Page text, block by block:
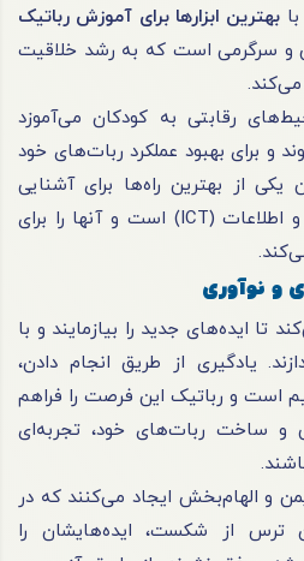
بهترین ابزارها برای آموزش رباتیک
و سرگرمی است که به رشد خلاقیت
رقابتی به کودکان می‌آموزد
و برای بهبود عملکرد ربات‌های خود
از بهترین راه‌ها برای آشنایی
کودکان با فناوری ارتباطات و اطلاعات (ICT) است و آنها را برای
و نوآوری
تا ایده‌های جدید را بیازمایند و با
یادگیری از طریق انجام دادن،
است و رباتیک این فرصت را فراهم
و ساخت ربات‌های خود، تجربه‌ای
و الهام‌بخش ایجاد می‌کنند که در
ترس از شکست، ایده‌هایشان را